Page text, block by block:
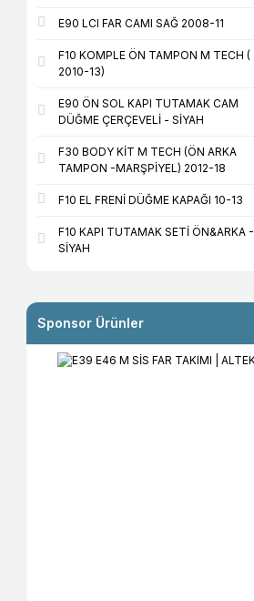
E90 LCI FAR CAMI SAĞ 2008-11
F10 KOMPLE ÖN TAMPON M TECH (
2010-13)
E90 ÖN SOL KAPI TUTAMAK CAM
DÜĞME ÇERÇEVELİ - SİYAH
F30 BODY KİT M TECH (ÖN ARKA
TAMPON -MARŞPİYEL) 2012-18
F10 EL FRENİ DÜĞME KAPAĞI 10-13
F10 KAPI TUTAMAK SETİ ÖN&ARKA -
SİYAH
Sponsor Ürünler